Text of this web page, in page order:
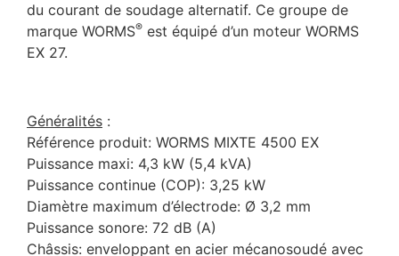
du courant de soudage alternatif. Ce groupe de
marque WORMS® est équipé d’un moteur WORMS
EX 27.
Généralités :
Référence produit: WORMS MIXTE 4500 EX
Puissance maxi: 4,3 kW (5,4 kVA)
Puissance continue (COP): 3,25 kW
Diamètre maximum d’électrode: Ø 3,2 mm
Puissance sonore: 72 dB (A)
Châssis: enveloppant en acier mécanosoudé avec